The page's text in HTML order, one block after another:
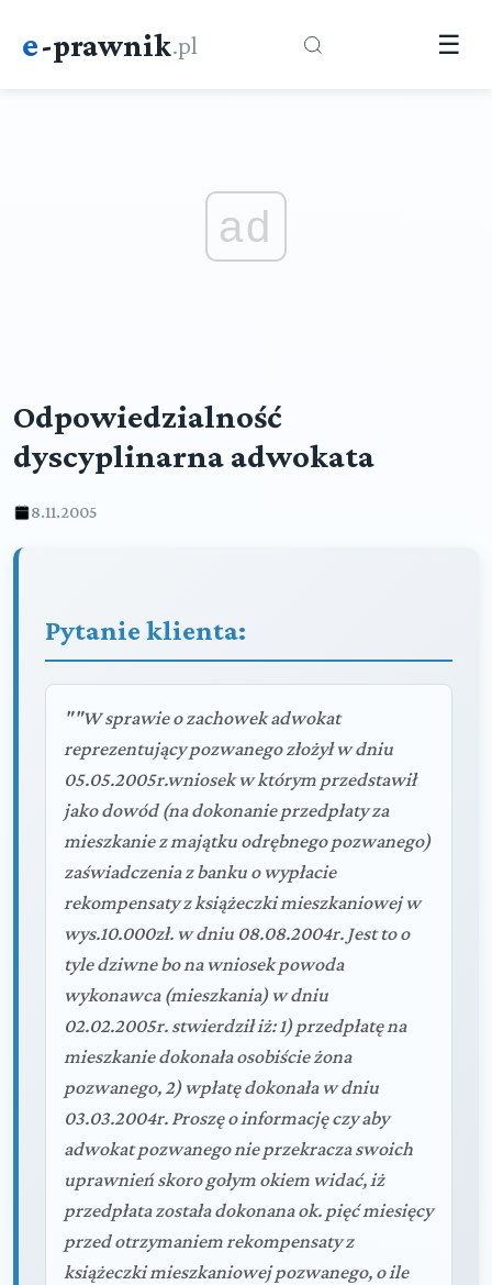
e-prawnik.pl ☰
ad
Odpowiedzialność
dyscyplinarna adwokata
8.11.2005
Pytanie klienta:
""W sprawie o zachowek adwokat
reprezentujący pozwanego złożył w dniu
05.05.2005r.wniosek w którym przedstawił
jako dowód (na dokonanie przedpłaty za
mieszkanie z majątku odrębnego pozwanego)
zaświadczenia z banku o wypłacie
rekompensaty z książeczki mieszkaniowej w
wys.10.000zł. w dniu 08.08.2004r. Jest to o
tyle dziwne bo na wniosek powoda
wykonawca (mieszkania) w dniu
02.02.2005r. stwierdził iż: 1) przedpłatę na
mieszkanie dokonała osobiście żona
pozwanego, 2) wpłatę dokonała w dniu
03.03.2004r. Proszę o informację czy aby
adwokat pozwanego nie przekracza swoich
uprawnień skoro gołym okiem widać, iż
przedpłata została dokonana ok. pięć miesięcy
przed otrzymaniem rekompensaty z
książeczki mieszkaniowej pozwanego, o ile